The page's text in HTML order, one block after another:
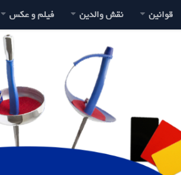
قوانین نقش والدین فیلم و عکس